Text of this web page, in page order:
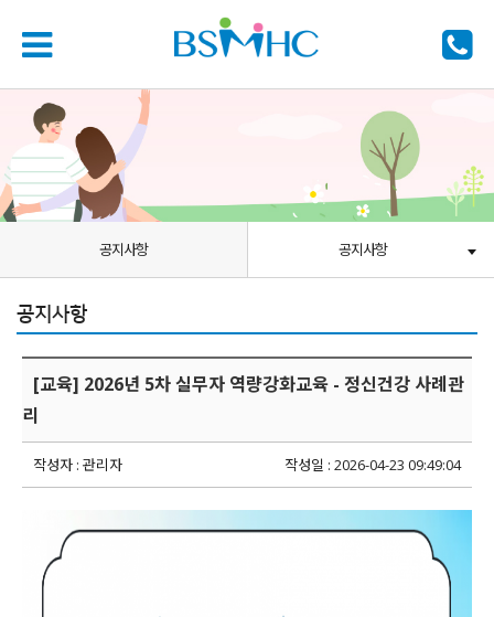
공지사항 공지사항
공지사항
[교육] 2026년 5차 실무자 역량강화교육 - 정신건강 사례관
리
작성자 : 관리자 작성일 : 2026-04-23 09:49:04